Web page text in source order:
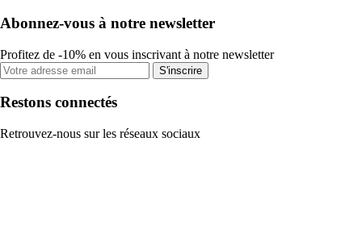
Abonnez-vous à notre newsletter
Profitez de -10% en vous inscrivant à notre newsletter
S'inscrire
Restons connectés
Retrouvez-nous sur les réseaux sociaux